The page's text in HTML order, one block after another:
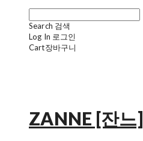
Search 검색
Log In 로그인
Cart장바구니
ZANNE [잔느]